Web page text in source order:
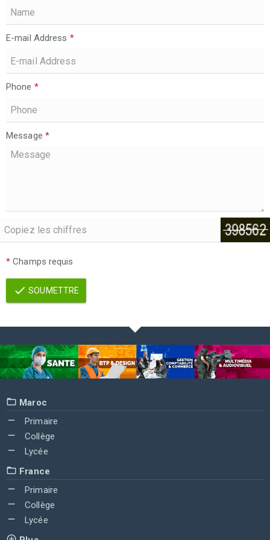
E-mail Address *
Phone *
Message *
* Champs requis
SOUMETTRE
Maroc
Primaire
Collège
Lycée
France
Primaire
Collège
Lycée